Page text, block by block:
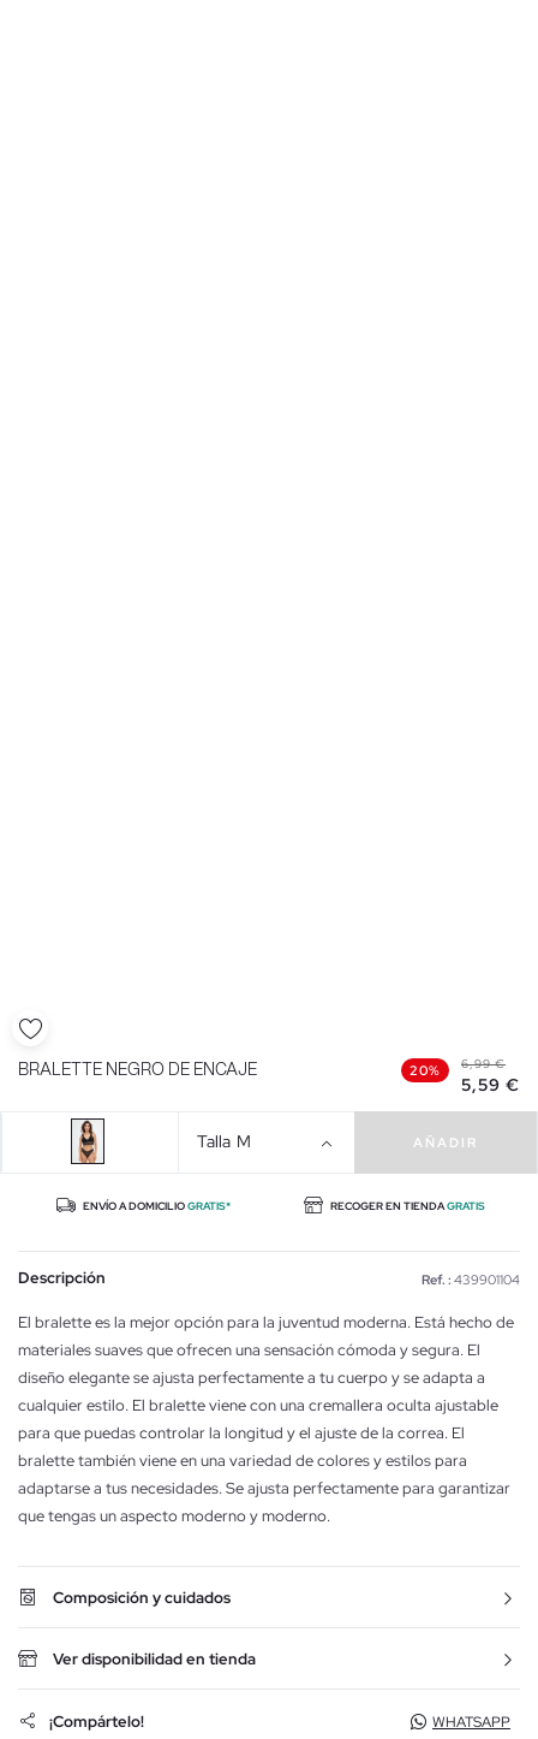
BRALETTE NEGRO DE ENCAJE 20% 6,99 €
5,59 €
Talla M AÑADIR
ENVÍO A DOMICILIOGRATIS* RECOGER EN TIENDAGRATIS
Descripción Ref. : 439901104
El bralette es la mejor opción para la juventud moderna. Está hecho de
materiales suaves que ofrecen una sensación cómoda y segura. El
diseño elegante se ajusta perfectamente a tu cuerpo y se adapta a
cualquier estilo. El bralette viene con una cremallera oculta ajustable
para que puedas controlar la longitud y el ajuste de la correa. El
bralette también viene en una variedad de colores y estilos para
adaptarse a tus necesidades. Se ajusta perfectamente para garantizar
que tengas un aspecto moderno y moderno.
Composición y cuidados
Ver disponibilidad en tienda
¡Compártelo! WHATSAPP